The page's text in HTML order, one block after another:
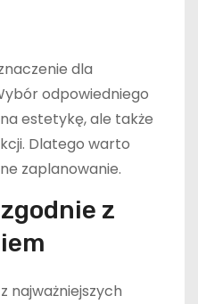
dla
odpowiedniego
estetykę, ale także
Dlatego warto
zaplanowanie.
z
najważniejszych